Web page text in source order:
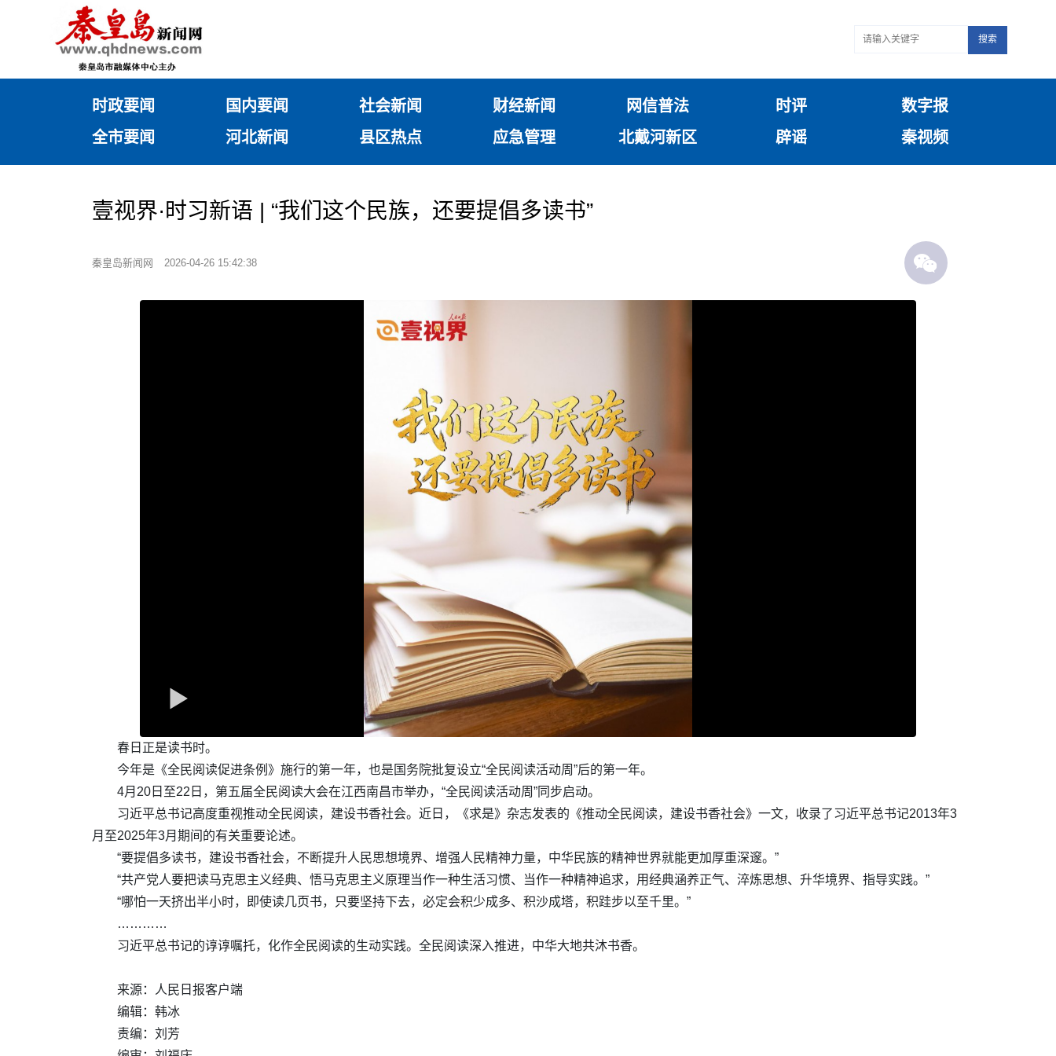
搜索
时政要闻 国内要闻 社会新闻 财经新闻 网信普法 时评
数字报
全市要闻
河北新闻 县区热点 应急管理 北戴河新区 辟谣 秦视频
壹视界·时习新语 | “我们这个民族，还要提倡多读书”
秦皇岛新闻网 2026-04-26 15:42:38
春日正是读书时。
今年是《全民阅读促进条例》施行的第一年，也是国务院批复设立“全民阅读活动周”后的第一年。
4月20日至22日，第五届全民阅读大会在江西南昌市举办，“全民阅读活动周”同步启动。
习近平总书记高度重视推动全民阅读，建设书香社会。近日，《求是》杂志发表的《推动全民阅读，建设书香社会》一文，收录了习近平总书记2013年3
月至2025年3月期间的有关重要论述。
“要提倡多读书，建设书香社会，不断提升人民思想境界、增强人民精神力量，中华民族的精神世界就能更加厚重深邃。”
“共产党人要把读马克思主义经典、悟马克思主义原理当作一种生活习惯、当作一种精神追求，用经典涵养正气、淬炼思想、升华境界、指导实践。”
“哪怕一天挤出半小时，即使读几页书，只要坚持下去，必定会积少成多、积沙成塔，积跬步以至千里。”
…………
习近平总书记的谆谆嘱托，化作全民阅读的生动实践。全民阅读深入推进，中华大地共沐书香。
来源：人民日报客户端
编辑：韩冰
责编：刘芳